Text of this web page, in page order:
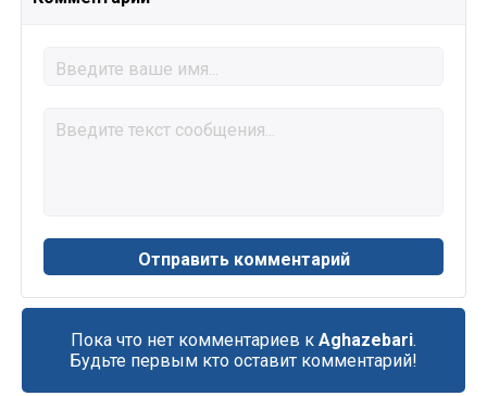
Пока что нет комментариев к Aghazebari.
Будьте первым кто оставит комментарий!